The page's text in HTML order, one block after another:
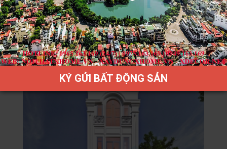
THIẾT KẾ THI CÔNG KIẾN TRÚC KHÁCH
SẠN X HOME HÀ NỘI XHOME16 PART…
THIẾT KẾ THI CÔNG KIẾN TRÚC KHÁCH SẠN X HOME
HÀ NỘI XHOME16 PART 1
KÝ GỬI BẤT ĐỘNG SẢN